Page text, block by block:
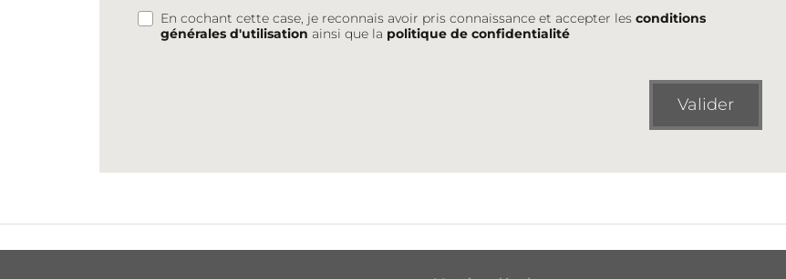
En cochant cette case, je reconnais avoir pris connaissance et accepter lesconditions
générales d'utilisation ainsi que la politique de confidentialité
Valider